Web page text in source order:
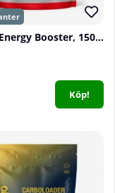
Fairing Energy Booster, 1500 g
Köp!